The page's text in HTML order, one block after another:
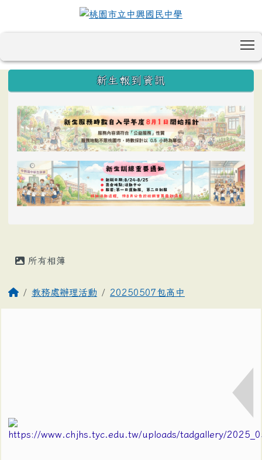
:::
新生報到資訊
所有相簿
教務處辦理活動 20250507包高中